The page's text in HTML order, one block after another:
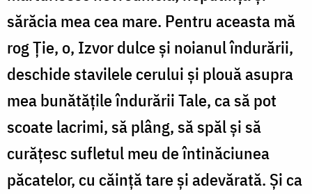
sărăcia mea cea mare. Pentru aceasta mă
rog Ţie, o, Izvor dulce şi noianul îndurării,
deschide stavilele cerului şi plouă asupra
mea bunătăţile îndurării Tale, ca să pot
scoate lacrimi, să plâng, să spăl şi să
curăţesc sufletul meu de întinăciunea
păcatelor, cu căinţă tare şi adevărată. Şi ca